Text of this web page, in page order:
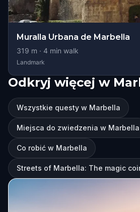
Muralla Urbana de Marbella
319 m · 4 min walk
Landmark
Odkryj więcej w
Wszystkie questy w Marbella
Miejsca do zwiedzenia w Marbella
Co robić w Marbella
Streets of Marbella: The magic